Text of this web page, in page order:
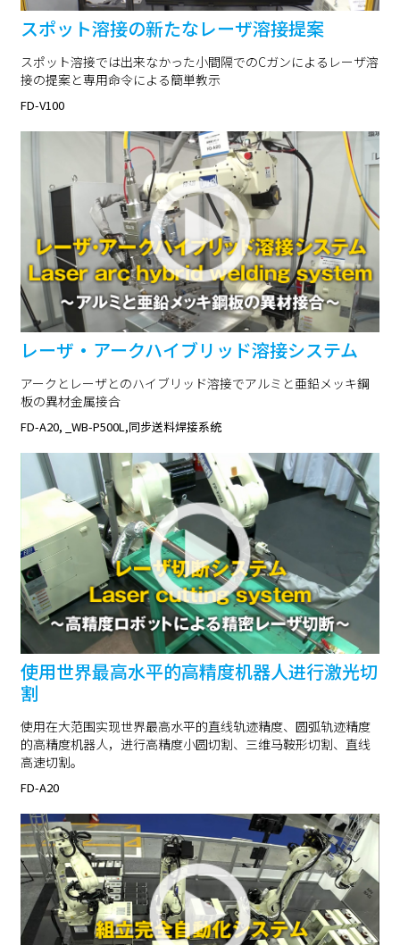
スポット溶接の新たなレーザ溶接提案
スポット溶接では出来なかった小間隔でのCガンによるレーザ溶
接の提案と専用命令による簡単教示
FD-V100
レーザ・アークハイブリッド溶接システム
アークとレーザとのハイブリッド溶接でアルミと亜鉛メッキ鋼
板の異材金属接合
FD-A20, _WB-P500L,同步送料焊接系统
使用世界最高水平的高精度机器人进行激光切
割
使用在大范围实现世界最高水平的直线轨迹精度、圆弧轨迹精度
的高精度机器人，进行高精度小圆切割、三维马鞍形切割、直线
高速切割。
FD-A20